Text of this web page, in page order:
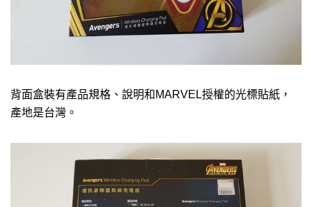
背面盒裝有產品規格、說明和MARVEL授權的光標貼紙，
產地是台灣。